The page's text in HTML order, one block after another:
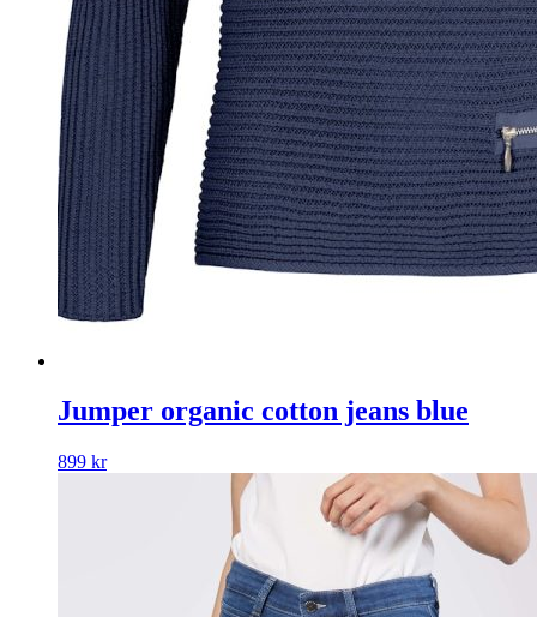
Jumper organic cotton jeans blue
899 kr